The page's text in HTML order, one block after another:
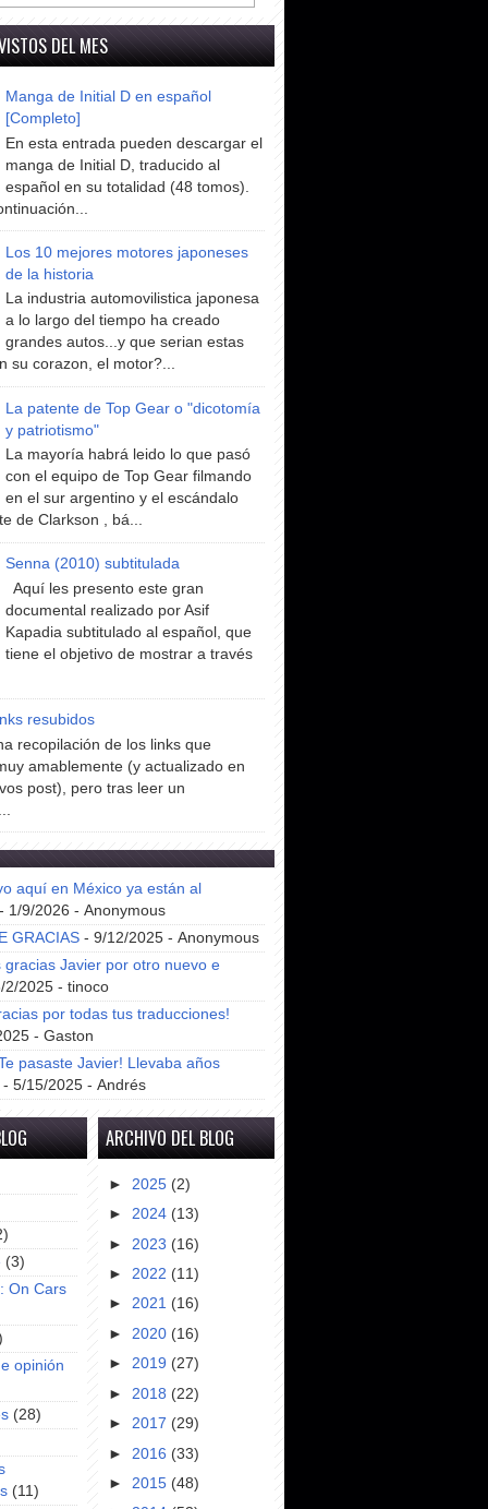
DEL MES
Manga de Initial D en español
[Completo]
En esta entrada pueden descargar el
manga de Initial D, traducido al
español en su totalidad (48 tomos).
Los 10 mejores motores japoneses
de la historia
La industria automovilistica japonesa
a lo largo del tiempo ha creado
grandes autos...y que serian estas
su corazon, el motor?...
La patente de Top Gear o "dicotomía
y patriotismo"
La mayoría habrá leido lo que pasó
con el equipo de Top Gear filmando
en el sur argentino y el escándalo
de Clarkson , bá...
Senna (2010) subtitulada
Aquí les presento este gran
documental realizado por Asif
Kapadia subtitulado al español, que
tiene el objetivo de mostrar a través
resubidos
recopilación de los links que
amablemente (y actualizado en
post), pero tras leer un
aquí en México ya están al
1/9/2026 - Anonymous
GRACIAS - 9/12/2025 - Anonymous
gracias Javier por otro nuevo e
2025 - tinoco
por todas tus traducciones!
- Gaston
pasaste Javier! Llevaba años
- 5/15/2025 - Andrés
(3)
On Cars
opinión
(28)
(11)
ARCHIVO DEL BLOG
► 2025 (2)
► 2024 (13)
► 2023 (16)
► 2022 (11)
► 2021 (16)
► 2020 (16)
► 2019 (27)
► 2018 (22)
► 2017 (29)
► 2016 (33)
► 2015 (48)